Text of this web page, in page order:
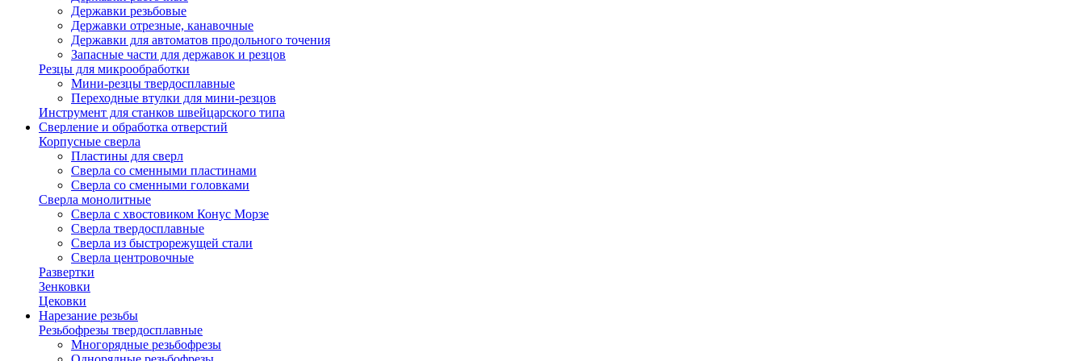
Державки резьбовые
Державки отрезные, канавочные
Державки для автоматов продольного точения
Запасные части для державок и резцов
Резцы для микрообработки
Мини-резцы твердосплавные
Переходные втулки для мини-резцов
Инструмент для станков швейцарского типа
Сверление и обработка отверстий
Корпусные сверла
Пластины для сверл
Сверла со сменными пластинами
Сверла со сменными головками
Сверла монолитные
Сверла с хвостовиком Конус Морзе
Сверла твердосплавные
Сверла из быстрорежущей стали
Сверла центровочные
Развертки
Зенковки
Цековки
Нарезание резьбы
Резьбофрезы твердосплавные
Многорядные резьбофрезы